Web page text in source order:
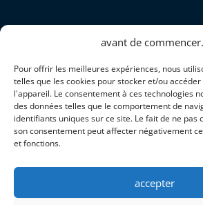
avant de
Pour offrir les meilleures expériences, nous
telles que les cookies pour stocker et/ou
l'appareil. Le consentement à ces technologies
des données telles que le comportement de
identifiants uniques sur ce site. Le fait de ne
son consentement peut affecter négativement
et fonctions.
accepter
S'ABONNER